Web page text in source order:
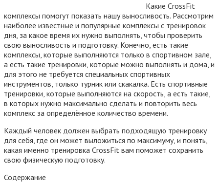
Какие CrossFit
комплексы помогут показать нашу выносливость. Рассмотрим
наиболее известные и популярные комплексы с тренировок
дня, за какое время их нужно выполнять, чтобы проверить
свою выносливость и подготовку. Конечно, есть такие
комплексы, которые выполняются только в спортивном зале,
а есть такие тренировки, которые можно выполнять и дома, и
для этого не требуется специальных спортивных
инструментов, только турник или скакалка. Есть спортивные
тренировки, которые выполняются на скорость, а есть такие,
в которых нужно максимально сделать и повторить весь
комплекс за определённое количество времени.
Каждый человек должен выбрать подходящую тренировку
для себя, где он может выложиться по максимуму, и понять,
какая именно тренировка CrossFit вам поможет сохранить
свою физическую подготовку.
Содержание